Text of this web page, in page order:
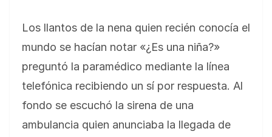
Los llantos de la nena quien recién conocía el
mundo se hacían notar «¿Es una niña?»
preguntó la paramédico mediante la línea
telefónica recibiendo un sí por respuesta. Al
fondo se escuchó la sirena de una
ambulancia quien anunciaba la llegada de